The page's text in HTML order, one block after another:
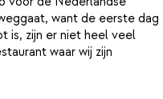
want de eerste dag
is, zijn er niet heel veel
waar wij zijn